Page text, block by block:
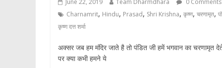
Charnamrit, Hindu, Prasad, Shri Krishna, कृष्ण, चरणामृत,
कृष्ण दत्त शर्मा
अक्सर जब हम मंदिर जाते है तो पंडित जी हमें भगवान का चरणामृत
पर क्या कभी हमने ये